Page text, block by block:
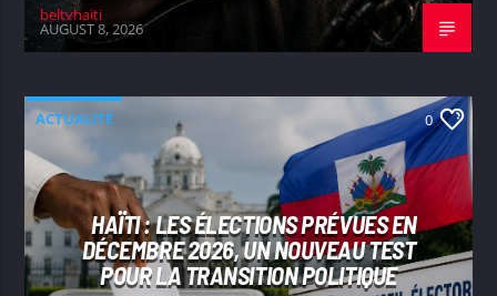
beltvhaiti
AUGUST 8, 2026
ACTUALITÉ 0
HAÏTI : LES ÉLECTIONS PRÉVUES EN
DÉCEMBRE 2026, UN NOUVEAU TEST
POUR LA TRANSITION POLITIQUE